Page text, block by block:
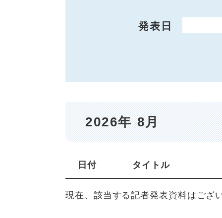
発表日
開始日
2026年 8月
日付 タイトル
現在、該当する記者発表資料はござ